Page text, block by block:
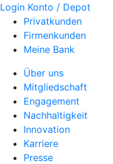
Login Konto / Depot
Privatkunden
Firmenkunden
Meine Bank
Über uns
Mitgliedschaft
Engagement
Nachhaltigkeit
Innovation
Karriere
Presse